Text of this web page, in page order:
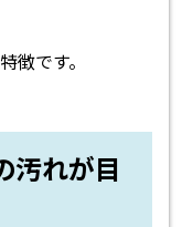
徴です。
汚れが目